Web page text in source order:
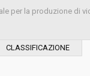
per la produzione di
CLASSIFICAZIONE